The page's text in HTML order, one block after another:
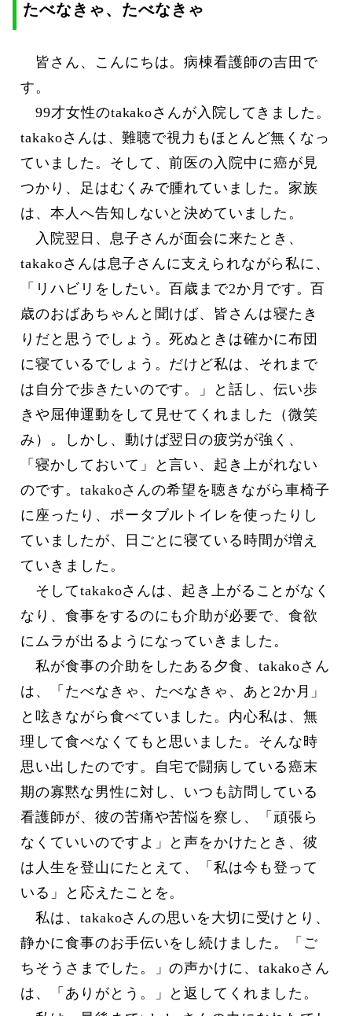
たべなきゃ、たべなきゃ
皆さん、こんにちは。病棟看護師の吉田で
す。
99才女性のtakakoさんが入院してきました。
takakoさんは、難聴で視力もほとんど無くなっ
ていました。そして、前医の入院中に癌が見
つかり、足はむくみで腫れていました。家族
は、本人へ告知しないと決めていました。
入院翌日、息子さんが面会に来たとき、
takakoさんは息子さんに支えられながら私に、
「リハビリをしたい。百歳まで2か月です。百
歳のおばあちゃんと聞けば、皆さんは寝たき
りだと思うでしょう。死ぬときは確かに布団
に寝ているでしょう。だけど私は、それまで
は自分で歩きたいのです。」と話し、伝い歩
きや屈伸運動をして見せてくれました（微笑
み）。しかし、動けば翌日の疲労が強く、
「寝かしておいて」と言い、起き上がれない
のです。takakoさんの希望を聴きながら車椅子
に座ったり、ポータブルトイレを使ったりし
ていましたが、日ごとに寝ている時間が増え
ていきました。
そしてtakakoさんは、起き上がることがなく
なり、食事をするのにも介助が必要で、食欲
にムラが出るようになっていきました。
私が食事の介助をしたある夕食、takakoさん
は、「たべなきゃ、たべなきゃ、あと2か月」
と呟きながら食べていました。内心私は、無
理して食べなくてもと思いました。そんな時
思い出したのです。自宅で闘病している癌末
期の寡黙な男性に対し、いつも訪問している
看護師が、彼の苦痛や苦悩を察し、「頑張ら
なくていいのですよ」と声をかけたとき、彼
は人生を登山にたとえて、「私は今も登って
いる」と応えたことを。
私は、takakoさんの思いを大切に受けとり、
静かに食事のお手伝いをし続けました。「ご
ちそうさまでした。」の声かけに、takakoさん
は、「ありがとう。」と返してくれました。